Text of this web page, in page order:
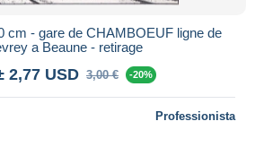
cm - gare de CHAMBOEUF ligne de
a Beaune - retirage
2,77 USD 3,00 € -20%
Professionista